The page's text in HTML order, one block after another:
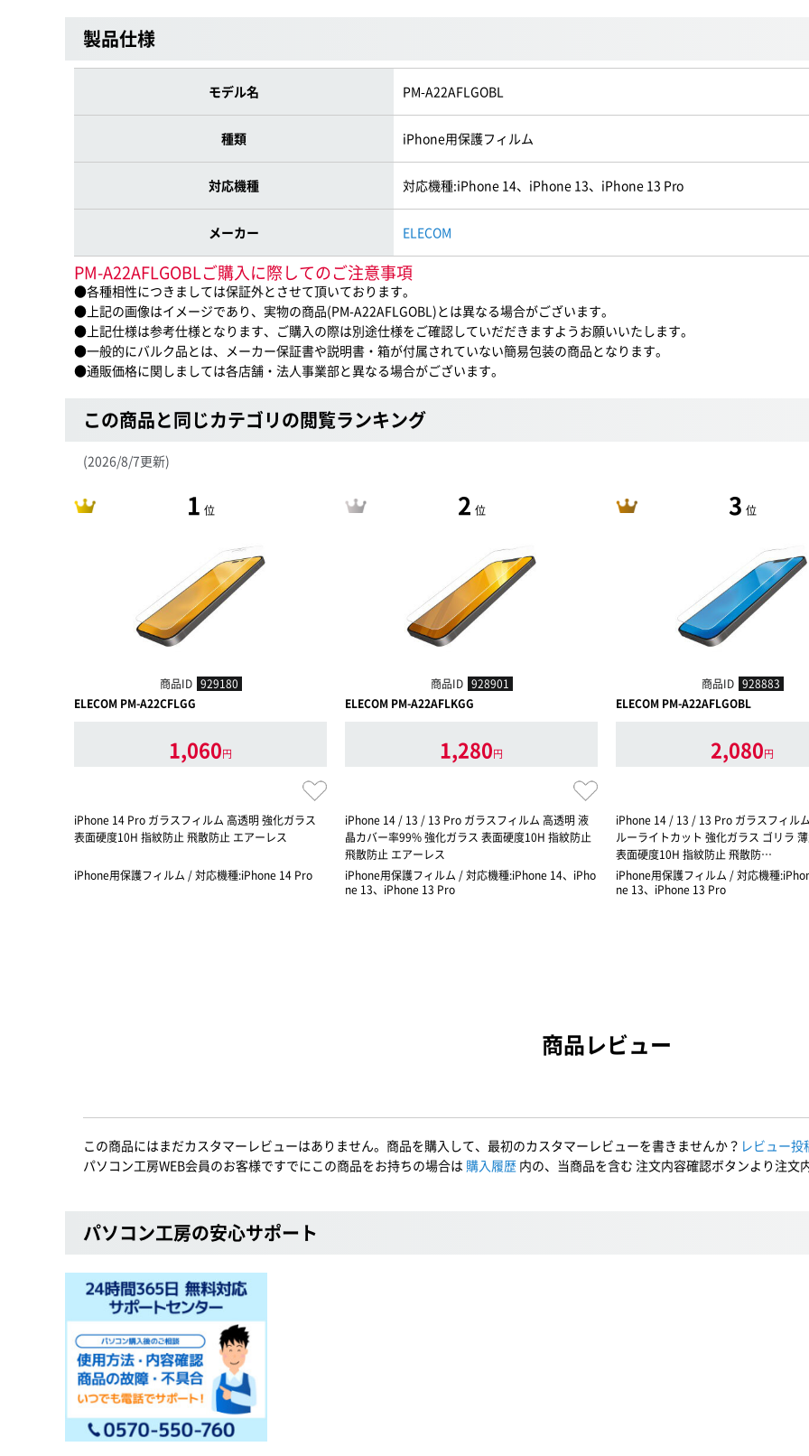
製品仕様
モデル名 PM-A22AFLGOBL
種類 iPhone用保護フィルム
対応機種 対応機種:iPhone 14、iPhone 13、iPhone 13 Pro
メーカー ELECOM
PM-A22AFLGOBLご購入に際してのご注意事項
●各種相性につきましては保証外とさせて頂いております。
●上記の画像はイメージであり、実物の商品(PM-A22AFLGOBL)とは異なる場合がございます。
●上記仕様は参考仕様となります、ご購入の際は別途仕様をご確認していだだきますようお願いいたします。
●一般的にバルク品とは、メーカー保証書や説明書・箱が付属されていない簡易包装の商品となります。
●通販価格に関しましては各店舗・法人事業部と異なる場合がございます。
この商品と同じカテゴリの閲覧ランキング
(2026/8/7更新)
1 位
商品ID 929180
ELECOM PM-A22CFLGG
1,060円
iPhone 14 Pro ガラスフィルム 高透明 強化ガラス
表面硬度10H 指紋防止 飛散防止 エアーレス
iPhone用保護フィルム / 対応機種:iPhone 14 Pro
2 位
商品ID 928901
ELECOM PM-A22AFLKGG
1,280円
iPhone 14 / 13 / 13 Pro ガラスフィルム 高透明 液
晶カバー率99% 強化ガラス 表面硬度10H 指紋防止
飛散防止 エアーレス
iPhone用保護フィルム / 対応機種:iPhone 14、iPho
ne 13、iPhone 13 Pro
3 位
商品ID 928883
ELECOM PM-A22AFLGOBL
2,080円
iPhone 14 / 13 / 13 Pro ガラスフィル
ルーライトカット 強化ガラス ゴリラ
表面硬度10H 指紋防止 飛散防…
iPhone用保護フィルム / 対応機種
ne 13、iPhone 13 Pro
商品レビュー
この商品にはまだカスタマーレビューはありません。商品を購入して、最初のカスタマーレビューを書きませんか？ レビュー
パソコン工房WEB会員のお客様ですでにこの商品をお持ちの場合は 購入履歴 内の、当商品を含む 注文内容確認ボタンより注
パソコン工房の安心サポート